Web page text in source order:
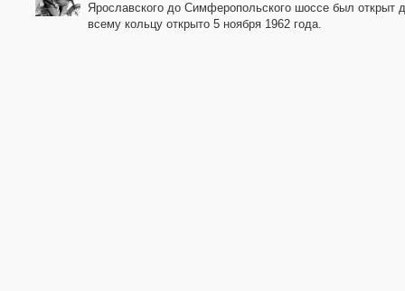
Ярославского до Симферопольского шоссе был открыт
всему кольцу открыто 5 ноября 1962 года.